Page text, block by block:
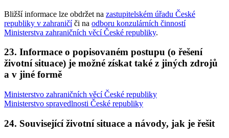
Bližší informace lze obdržet na zastupitelském úřadu České
republiky v zahraničíči na odboru konzulárních činností
Ministerstva zahraničních věcí České republiky.
23. Informace o popisovaném postupu (o řešení
životní situace) je možné získat také z jiných zdrojů
a v jiné formě
Ministerstvo zahraničních věcí České republiky
Ministerstvo spravedlnosti České republiky
24. Související životní situace a návody, jak je řešit